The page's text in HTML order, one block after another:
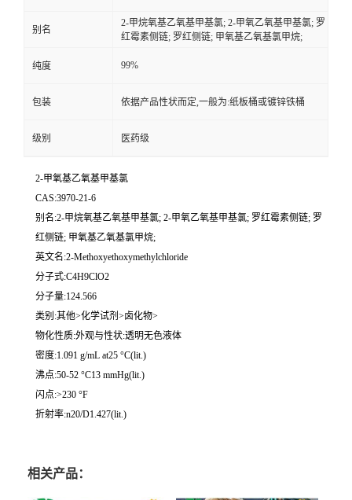
别名
2-甲烷氧基乙氧基甲基氯; 2-甲氧乙氧基甲基氯; 罗
红霉素侧链; 罗红侧链; 甲氧基乙氧基氯甲烷;
纯度 99%
包装 依据产品性状而定,一般为:纸板桶或镀锌铁桶
级别 医药级
2-甲氧基乙氧基甲基氯
CAS:3970-21-6
别名:2-甲烷氧基乙氧基甲基氯; 2-甲氧乙氧基甲基氯; 罗红霉素侧链; 罗
红侧链; 甲氧基乙氧基氯甲烷;
英文名:2-Methoxyethoxymethylchloride
分子式:C4H9ClO2
分子量:124.566
类别:其他>化学试剂>卤化物>
物化性质:外观与性状:透明无色液体
密度:1.091 g/mL at25 °C(lit.)
沸点:50-52 °C13 mmHg(lit.)
闪点:>230 °F
折射率:n20/D1.427(lit.)
相关产品：